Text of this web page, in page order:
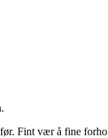
før. Fint vær å fine